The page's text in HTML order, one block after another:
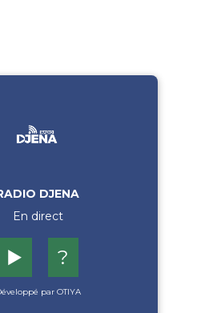
DJENA
En direct
▶️ ?
par OTIYA